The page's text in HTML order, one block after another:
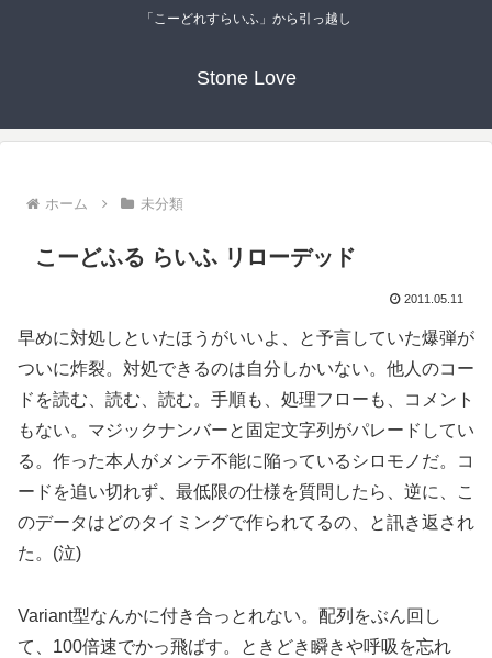
「こーどれすらいふ」から引っ越し
Stone Love
ホーム 未分類
こーどふる らいふ リローデッド
2011.05.11
早めに対処しといたほうがいいよ、と予言していた爆弾が
ついに炸裂。対処できるのは自分しかいない。他人のコー
ドを読む、読む、読む。手順も、処理フローも、コメント
もない。マジックナンバーと固定文字列がパレードしてい
る。作った本人がメンテ不能に陥っているシロモノだ。コ
ードを追い切れず、最低限の仕様を質問したら、逆に、こ
のデータはどのタイミングで作られてるの、と訊き返され
た。(泣)
Variant型なんかに付き合っとれない。配列をぶん回し
て、100倍速でかっ飛ばす。ときどき瞬きや呼吸を忘れ